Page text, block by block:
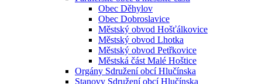
Obec Děhylov
Obec Dobroslavice
Městský obvod Hošťálkovice
Městský obvod Lhotka
Městský obvod Petřkovice
Městská část Malé Hoštice
Orgány Sdružení obcí Hlučínska
Stanovy Sdružení obcí Hlučínska